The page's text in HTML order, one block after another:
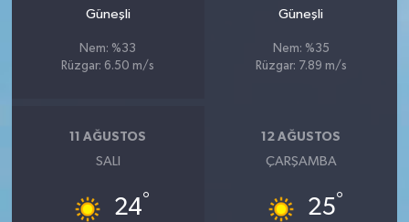
Güneşli
Nem: %33
Rüzgar: 6.50 m/s
Güneşli
Nem: %35
Rüzgar: 7.89 m/s
11 AĞUSTOS
SALI
24°
12 AĞUSTOS
ÇARŞAMBA
25°